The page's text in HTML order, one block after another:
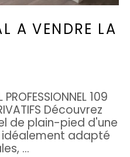
A VENDRE LA
109
Découvrez
de plain-pied d'une
idéalement adapté
...